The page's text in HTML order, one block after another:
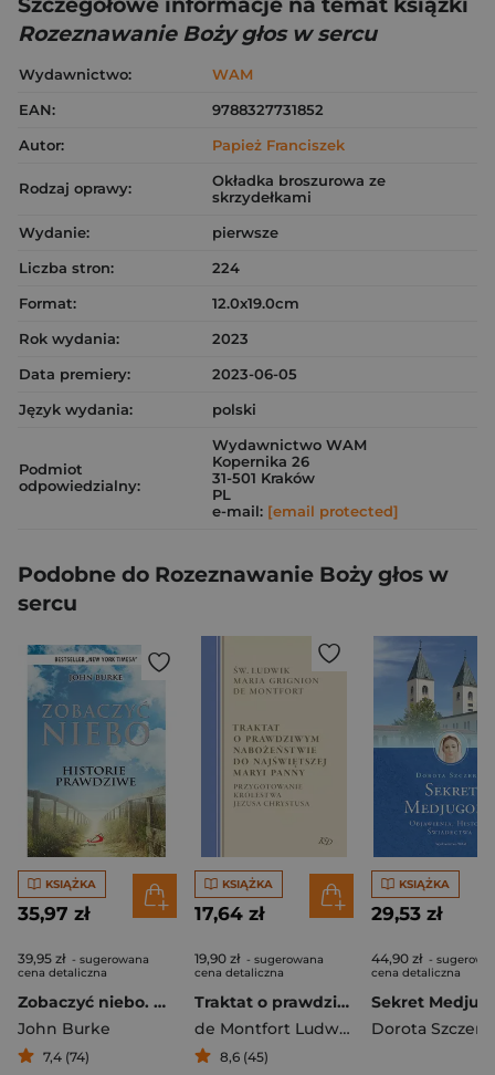
Rozeznawanie Boży głos w sercu
Wydawnictwo:
WAM
EAN:
9788327731852
Autor:
Papież Franciszek
Rodzaj oprawy:
Okładka broszurowa ze
skrzydełkami
Wydanie:
pierwsze
Liczba stron:
224
Format:
12.0x19.0cm
Rok wydania:
2023
Data premiery:
2023-06-05
Język wydania:
polski
Podmiot
odpowiedzialny:
Wydawnictwo WAM
Kopernika 26
31-501 Kraków
PL
e-mail: [email protected]
Podobne do Rozeznawanie Boży głos w
sercu
KSIĄŻKA
35,97 zł
39,95 zł - sugerowana
cena detaliczna
Zobaczyć niebo. Historie prawdziwe
John Burke
7,4 (74)
KSIĄŻKA
17,64 zł
19,90 zł - sugerowana
cena detaliczna
Traktat o prawdziwym nabożeństwie do Najświętszej Maryi Panny Przygotowanie Królestwa Jezusa Chrystusa
de Montfort Ludwik Maria Grignon
8,6 (45)
KSIĄŻKA
29,53 zł
44,90 zł -
cena detaliczna
Sekret
Dorota